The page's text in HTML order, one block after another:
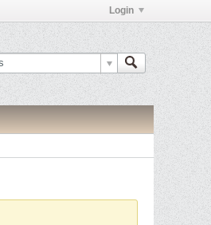
Login